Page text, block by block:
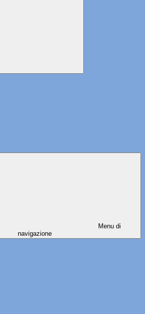
Menu di
navigazione